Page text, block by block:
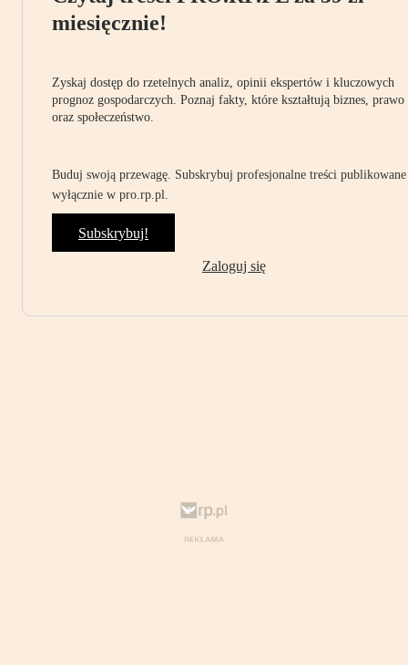
miesięcznie!
Zyskaj dostęp do rzetelnych analiz, opinii ekspertów i kluczowych
prognoz gospodarczych. Poznaj fakty, które kształtują biznes, prawo
oraz społeczeństwo.
Buduj swoją przewagę. Subskrybuj profesjonalne treści publikowane
wyłącznie w pro.rp.pl.
Subskrybuj!
Zaloguj się